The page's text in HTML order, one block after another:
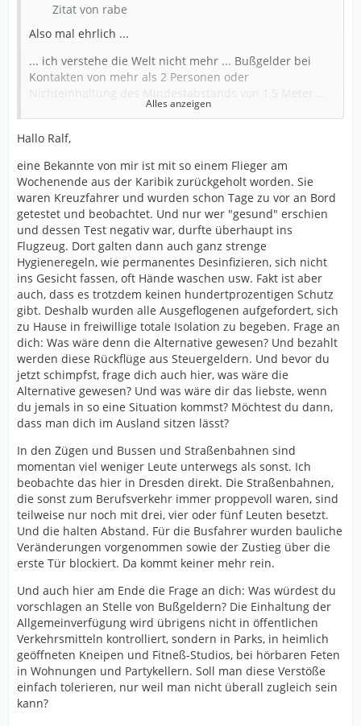
Zitat von rabe
Also mal ehrlich ...
... ich verstehe die Welt nicht mehr ... Bußgelder bei
Kontakten von mehr als 2 Personen oder
Meine Fragne jetzt:
Wer zahlt für die ganzen
- Touristen, die gerade fliegerweise zurück geholt
werden und dabei im Flugzeug, aber auch beim Ein-
und Auschecken zusammengepfercht an der
Paßkontrolle oder den Gepäckbändern stehen? Gibt es
da keine Bussgelder oder Ordnungsstrafen? Oder
irgendwann gar einen Bundesaußenminister, der seine
Amtsgeschäfte aus dem Gefängnis heraus erledigt?
- wie ist das in den Zügen der Bundesbahn, im Bus oder
der Straßenbahn? Wie lang sind diese Züge denn jetzt
wenn dieser Abstand von 1,5 Metern eingehalten
werden soll? Denn die Sitzreihen lassen doch jeweils
dann nur 1 Person zu.
Alles anzeigen
Hallo Ralf,
eine Bekannte von mir ist mit so einem Flieger am
Wochenende aus der Karibik zurückgeholt worden. Sie
waren Kreuzfahrer und wurden schon Tage zu vor an Bord
getestet und beobachtet. Und nur wer "gesund" erschien
und dessen Test negativ war, durfte überhaupt ins
Flugzeug. Dort galten dann auch ganz strenge
Hygieneregeln, wie permanentes Desinfizieren, sich nicht
ins Gesicht fassen, oft Hände waschen usw. Fakt ist aber
auch, dass es trotzdem keinen hundertprozentigen Schutz
gibt. Deshalb wurden alle Ausgeflogenen aufgefordert, sich
zu Hause in freiwillige totale Isolation zu begeben. Frage an
dich: Was wäre denn die Alternative gewesen? Und bezahlt
werden diese Rückflüge aus Steuergeldern. Und bevor du
jetzt schimpfst, frage dich auch hier, was wäre die
Alternative gewesen? Und was wäre dir das liebste, wenn
du jemals in so eine Situation kommst? Möchtest du dann,
dass man dich im Ausland sitzen lässt?
In den Zügen und Bussen und Straßenbahnen sind
momentan viel weniger Leute unterwegs als sonst. Ich
beobachte das hier in Dresden direkt. Die Straßenbahnen,
die sonst zum Berufsverkehr immer proppevoll waren, sind
teilweise nur noch mit drei, vier oder fünf Leuten besetzt.
Und die halten Abstand. Für die Busfahrer wurden bauliche
Veränderungen vorgenommen sowie der Zustieg über die
erste Tür blockiert. Da kommt keiner mehr rein.
Und auch hier am Ende die Frage an dich: Was würdest du
vorschlagen an Stelle von Bußgeldern? Die Einhaltung der
Allgemeinverfügung wird übrigens nicht in öffentlichen
Verkehrsmitteln kontrolliert, sondern in Parks, in heimlich
geöffneten Kneipen und Fitneß-Studios, bei hörbaren Feten
in Wohnungen und Partykellern. Soll man diese Verstöße
einfach tolerieren, nur weil man nicht überall zugleich sein
kann?